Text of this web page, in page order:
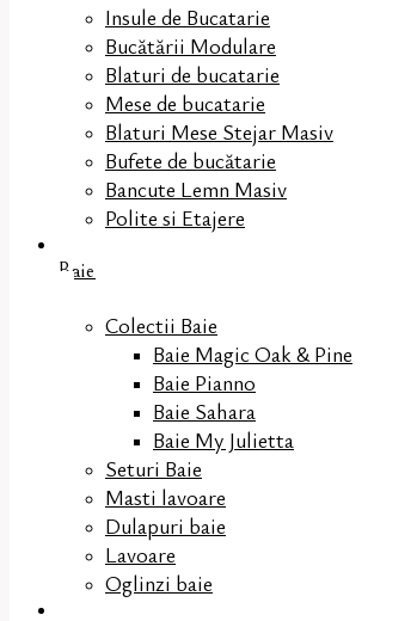
Insule de Bucatarie
Bucătării Modulare
Blaturi de bucatarie
Mese de bucatarie
Blaturi Mese Stejar Masiv
Bufete de bucătarie
Bancute Lemn Masiv
Polite si Etajere
Baie
Colectii Baie
Baie Magic Oak & Pine
Baie Pianno
Baie Sahara
Baie My Julietta
Seturi Baie
Masti lavoare
Dulapuri baie
Lavoare
Oglinzi baie